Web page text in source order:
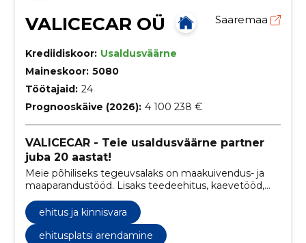
VALICECAR OÜ Saaremaa
Krediidiskoor: Usaldusväärne
Maineskoor: 5080
Töötajaid: 24
Prognooskäive (2026): 4 100 238 €
VALICECAR - Teie usaldusväärne partner
juba 20 aastat!
Meie põhiliseks tegeuvsalaks on maakuivendus- ja
maaparandustööd. Lisaks teedeehitus, kaevetööd,
maaparanduse ja puistematerjalide müük.
ehitus ja kinnisvara
ehitusplatsi arendamine